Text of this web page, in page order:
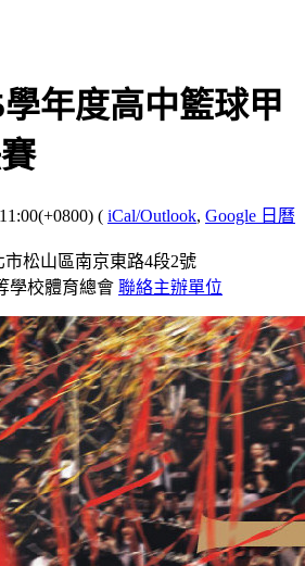
年度高中籃球甲
( iCal/Outlook, Google 日曆
市松山區南京東路4段2號
學校體育總會 聯絡主辦單位